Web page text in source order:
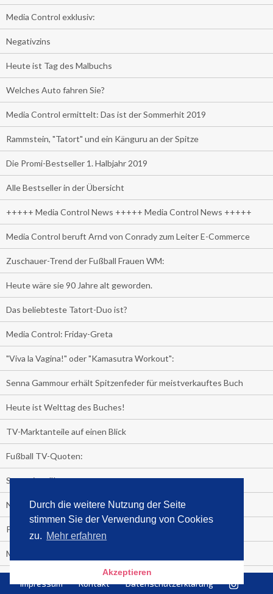
Durch die weitere Nutzung der Seite
stimmen Sie der Verwendung von Cookies
zu. Mehr erfahren
Akzeptieren
Media Control exklusiv:
Negativzins
Heute ist Tag des Malbuchs
Welches Auto fahren Sie?
Media Control ermittelt: Das ist der Sommerhit 2019
Rammstein, "Tatort" und ein Känguru an der Spitze
Die Promi-Bestseller 1. Halbjahr 2019
Alle Bestseller in der Übersicht
+++++ Media Control News +++++ Media Control News +++++
Media Control beruft Arnd von Conrady zum Leiter E-Commerce
Zuschauer-Trend der Fußball Frauen WM:
Heute wäre sie 90 Jahre alt geworden.
Das beliebteste Tatort-Duo ist?
Media Control: Friday-Greta
"Viva la Vagina!" oder "Kamasutra Workout":
Senna Gammour erhält Spitzenfeder für meistverkauftes Buch
Heute ist Welttag des Buches!
TV-Marktanteile auf einen Blick
Fußball TV-Quoten:
Sensationell!
Niederlande - Deutschland:
PRESSEMITTEILUNG
Media Control eBook-Panel
Impressum Kontakt Datenschutzerklärung